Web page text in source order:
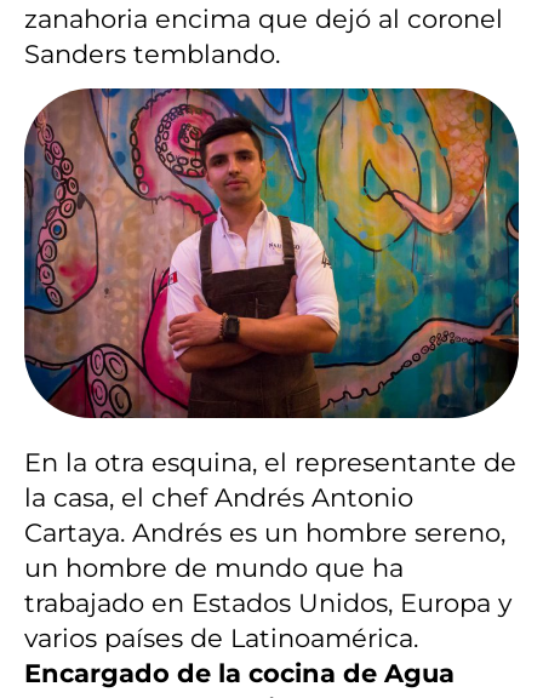
zanahoria encima que dejó al coronel
Sanders temblando.
En la otra esquina, el representante de
la casa, el chef Andrés Antonio
Cartaya. Andrés es un hombre sereno,
un hombre de mundo que ha
trabajado en Estados Unidos, Europa y
varios países de Latinoamérica.
Encargado de la cocina de Agua